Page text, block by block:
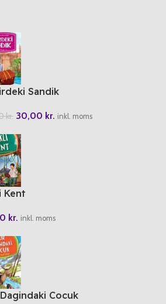
Sandik
kr. 30,00 kr. inkl. moms
Kent
kr. inkl. moms
Cocuk